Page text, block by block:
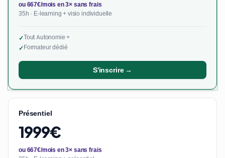
ou 667€/mois en 3× sans frais
35h · E-learning + visio individuelle
✓Tout Autonomie +
✓Formateur dédié
S'inscrire →
Présentiel
1999€
ou 667€/mois en 3× sans frais